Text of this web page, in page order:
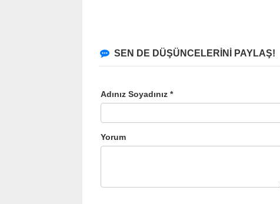
SEN DE DÜŞÜNCELERİNİ PAYLAŞ!
Adınız Soyadınız *
Yorum